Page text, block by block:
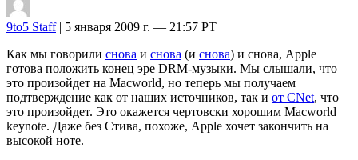
9to5 Staff| 5 января 2009 г. — 21:57 PT
Как мы говорили снова и снова (и снова) и снова, Apple
готова положить конец эре DRM-музыки. Мы слышали, что
это произойдет на Macworld, но теперь мы получаем
подтверждение как от наших источников, так и от CNet, что
это произойдет. Это окажется чертовски хорошим Macworld
keynote. Даже без Стива, похоже, Apple хочет закончить на
высокой ноте.